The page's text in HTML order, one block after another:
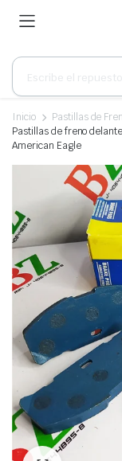
Búsqueda
productos
Inicio
Pastillas de
Pastillas de freno
American Eagle